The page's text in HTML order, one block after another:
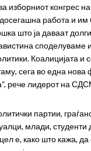
изборниот конгрес
работа и им
што ја даваат
споделуваме
Коалицијата и
сега во една нова
рече лидерот на
партии,
млади, студенти
е, како што кажа,